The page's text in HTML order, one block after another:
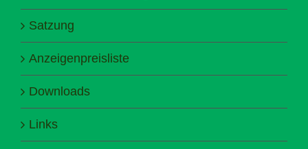
Satzung
Anzeigenpreisliste
Downloads
Links